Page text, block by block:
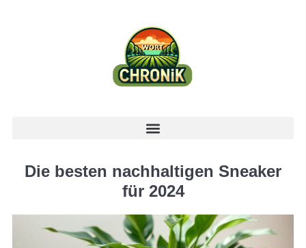
Die besten nachhaltigen Sneaker
für 2024